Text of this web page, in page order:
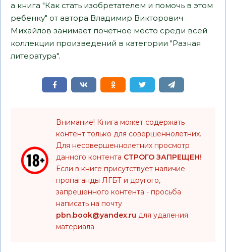
а книга "Как стать изобретателем и помочь в этом
ребенку" от автора Владимир Викторович
Михайлов занимает почетное место среди всей
коллекции произведений в категории "Разная
литература".
Внимание! Книга может содержать
контент только для совершеннолетних.
Для несовершеннолетних просмотр
данного контента СТРОГО ЗАПРЕЩЕН!
Если в книге присутствует наличие
пропаганды ЛГБТ и другого,
запрещенного контента - просьба
написать на почту
pbn.book@yandex.ru для удаления
материала